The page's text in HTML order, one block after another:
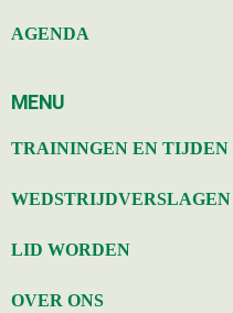
AGENDA
MENU
TRAININGEN EN TIJDEN
WEDSTRIJDVERSLAGEN
LID WORDEN
OVER ONS